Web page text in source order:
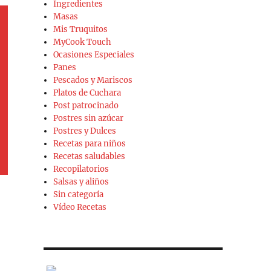
Ingredientes
Masas
Mis Truquitos
MyCook Touch
Ocasiones Especiales
Panes
Pescados y Mariscos
Platos de Cuchara
Post patrocinado
Postres sin azúcar
Postres y Dulces
Recetas para niños
Recetas saludables
Recopilatorios
Salsas y aliños
Sin categoría
Vídeo Recetas